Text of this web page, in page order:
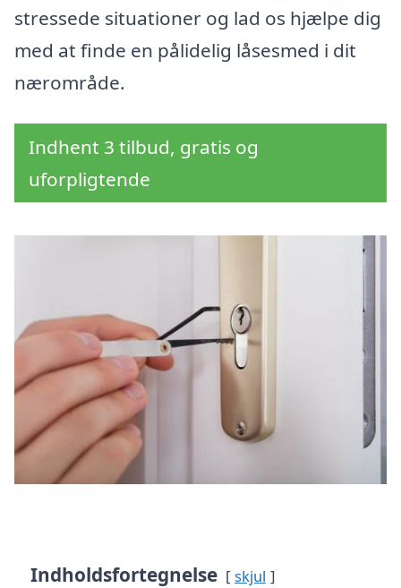
stressede situationer og lad os hjælpe dig
med at finde en pålidelig låsesmed i dit
nærområde.
Indhent 3 tilbud, gratis og
uforpligtende
Indholdsfortegnelse skjul